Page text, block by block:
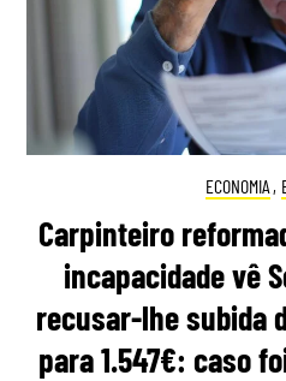
ECONOMIA ,
Carpinteiro
incapacidade vê
recusar-lhe subida
para 1.547€: caso